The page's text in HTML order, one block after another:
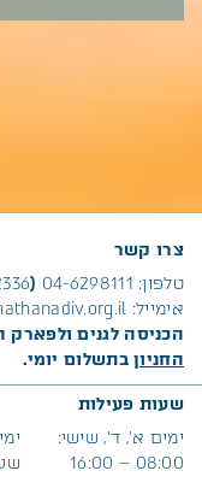
צרו קשר
טלפון:04-6298111
(
אימייל:
הכניסה לגנים ולפארק
החניוןבתשלום יומי.
שעות פעילות
ימים א׳, ד’, שישי:
08:00 – 16:00